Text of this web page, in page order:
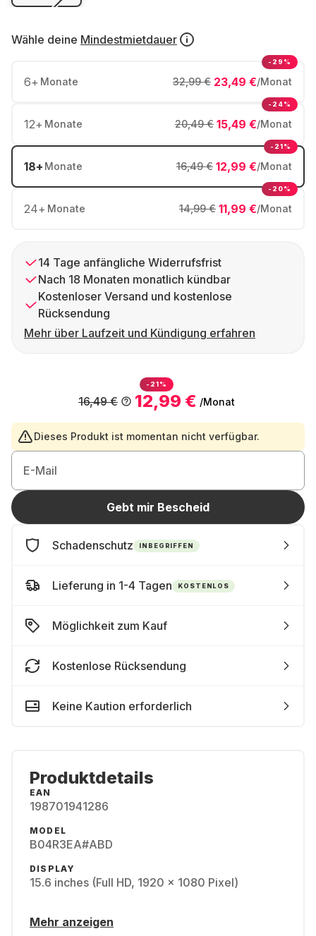
Wähle deine Mindestmietdauer
6+ Monate 23,49 €/Monat
32,99 €
-29%
12+ Monate 15,49 €/Monat
20,49 €
-24%
18+ Monate 12,99 €/Monat
16,49 €
-21%
24+ Monate 11,99 €/Monat
14,99 €
-20%
14 Tage anfängliche Widerrufsfrist
Nach 18 Monaten monatlich kündbar
Kostenloser Versand und kostenlose
Rücksendung
Mehr über Laufzeit und Kündigung erfahren
-21%
12,99 € /Monat
16,49 €
Dieses Produkt ist momentan nicht verfügbar.
E-Mail
Gebt mir Bescheid
Schadenschutz INBEGRIFFEN
Lieferung in 1-4 Tagen KOSTENLOS
Möglichkeit zum Kauf
Kostenlose Rücksendung
Keine Kaution erforderlich
Produktdetails
EAN
198701941286
MODEL
B04R3EA#ABD
DISPLAY
15.6 inches (Full HD, 1920 x 1080 Pixel)
Mehr anzeigen